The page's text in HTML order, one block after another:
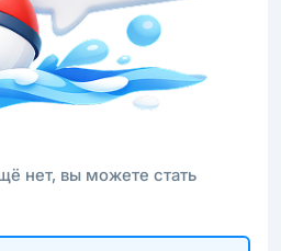
нет, вы можете стать